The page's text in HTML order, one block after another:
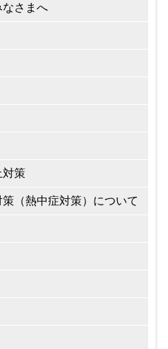
さまへ
対策
（熱中症対策）について